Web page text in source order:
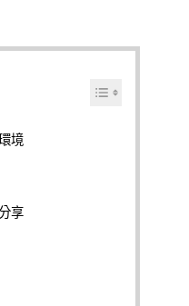
境
享